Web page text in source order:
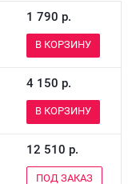
1 790 р.
В КОРЗИНУ
4 150 р.
В КОРЗИНУ
12 510 р.
ПОД ЗАКАЗ